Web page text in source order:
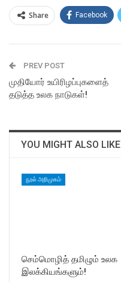
Share Facebook
PREV POST
முதியோர் உயிரிழப்புகளைத்
தடுத்த உலக நாடுகள்!
YOU MIGHT ALSO LIKE
நூல் அறிமுகம்
செம்மொழித் தமிழும் உலக
இலக்கியங்களும்!